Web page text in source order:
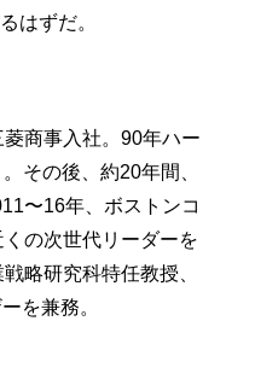
はずだ。
商事入社。90年ハー
その後、約20年間、
〜16年、ボストンコ
の次世代リーダーを
略研究科特任教授、
を兼務。